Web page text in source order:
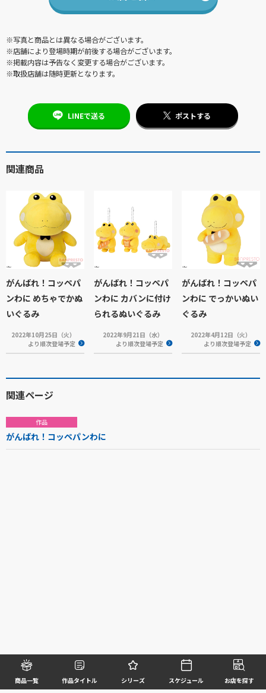
商品一覧 作品タイトル シリーズ スケジュール お店を探す
※写真と商品とは異なる場合がございます。
※店舗により登場時期が前後する場合がございます。
※掲載内容は予告なく変更する場合がございます。
※取扱店舗は随時更新となります。
LINEで送る ポストする
関連商品
がんばれ！コッペパ
ンわに めちゃでかぬ
いぐるみ
2022年10月25日（火）
より順次登場予定
がんばれ！コッペパ
ンわに カバンに付け
られるぬいぐるみ
2022年9月21日（水）
より順次登場予定
がんばれ！コッペパ
ンわに でっかいぬい
ぐるみ
2022年4月12日（火）
より順次登場予定
関連ページ
作品
がんばれ！コッペパンわに